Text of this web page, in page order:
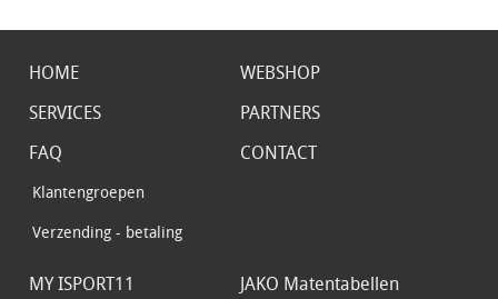
HOME
WEBSHOP
SERVICES
PARTNERS
FAQ
Klantengroepen
Verzending - betaling
CONTACT
MY ISPORT11 JAKO Matentabellen